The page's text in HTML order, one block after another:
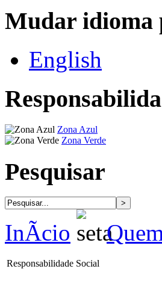
Mudar idioma
English
Zona Azul
Zona Verde
Pesquisar
InÃ­cio
Responsabilidade Social